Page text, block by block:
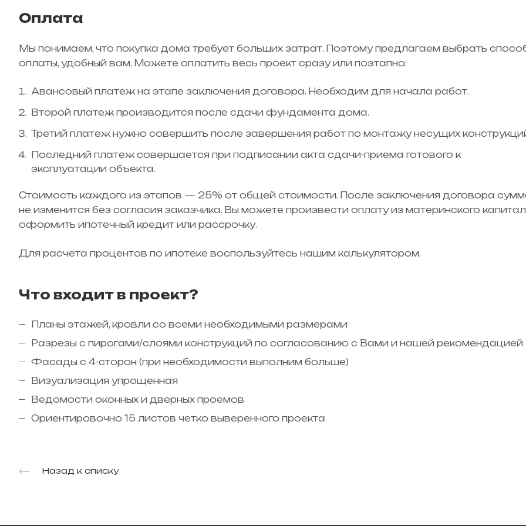
Оплата
Мы понимаем, что покупка дома требует больших затрат. Поэтому предлагаем выбрать
оплаты, удобный вам. Можете оплатить весь проект сразу или поэтапно:
Авансовый платеж на этапе заключения договора. Необходим для начала работ.
Второй платеж производится после сдачи фундамента дома.
Третий платеж нужно совершить после завершения работ по монтажу несущих
Последний платеж совершается при подписании акта сдачи-приема готового к
эксплуатации объекта.
Стоимость каждого из этапов — 25% от общей стоимости. После заключения договора
не изменится без согласия заказчика. Вы можете произвести оплату из материнского
оформить ипотечный кредит или рассрочку.
Для расчета процентов по ипотеке воспользуйтесь нашим калькулятором.
Что входит в проект?
Планы этажей, кровли со всеми необходимыми размерами
Разрезы с пирогами/слоями конструкций по согласованию с Вами и нашей рекомендацией
Фасады с 4-сторон (при необходимости выполним больше)
Визуализация упрощенная
Ведомости оконных и дверных проемов
Ориентировочно 15 листов четко выверенного проекта
Назад к списку